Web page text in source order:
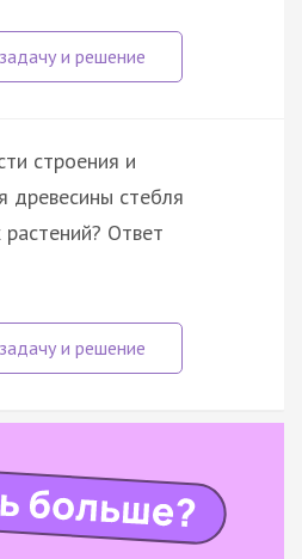
строения и
древесины стебля
Ответ